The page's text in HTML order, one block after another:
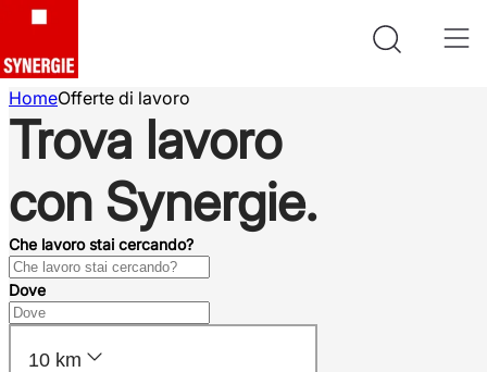
HomeOfferte di lavoro
Trova lavoro
con Synergie.
Che lavoro stai cercando?
Dove
10 km